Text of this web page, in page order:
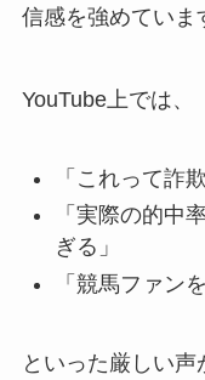
信感を強めていま
YouTube上では、
「これって詐
「実際の的中
ぎる」
「競馬ファン
といった厳しい